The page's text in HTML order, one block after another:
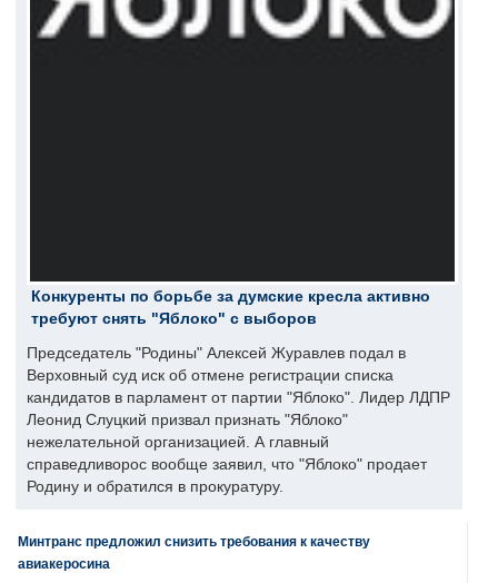
Конкуренты по борьбе за думские кресла активно
требуют снять "Яблоко" с выборов
Председатель "Родины" Алексей Журавлев подал в
Верховный суд иск об отмене регистрации списка
кандидатов в парламент от партии "Яблоко". Лидер ЛДПР
Леонид Слуцкий призвал признать "Яблоко"
нежелательной организацией. А главный
справедливорос вообще заявил, что "Яблоко" продает
Родину и обратился в прокуратуру.
Минтранс предложил снизить требования к качеству
авиакеросина